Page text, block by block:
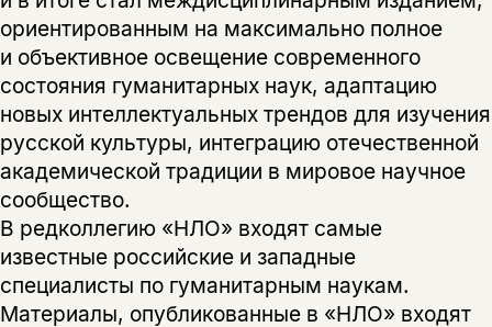
ориентированным на максимально полное
и объективное освещение современного
состояния гуманитарных наук, адаптацию
новых интеллектуальных трендов для изучения
русской культуры, интеграцию отечественной
академической традиции в мировое научное
сообщество.
В редколлегию «НЛО» входят самые
известные российские и западные
специалисты по гуманитарным наукам.
Материалы, опубликованные в «НЛО» входят